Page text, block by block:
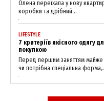
Олена переїхала у нову
коробки та дрібний...
LIFESTYLE
7 критеріїв якісного одягу
покупкою
Перед першим заняттям майже
чи потрібна спеціальна